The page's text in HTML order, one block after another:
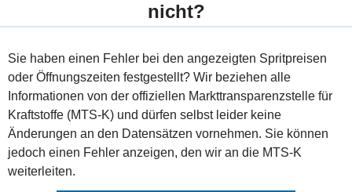
nicht?
Sie haben einen Fehler bei den angezeigten Spritpreisen
oder Öffnungszeiten festgestellt? Wir beziehen alle
Informationen von der offiziellen Markttransparenzstelle für
Kraftstoffe (MTS-K) und dürfen selbst leider keine
Änderungen an den Datensätzen vornehmen. Sie können
jedoch einen Fehler anzeigen, den wir an die MTS-K
weiterleiten.